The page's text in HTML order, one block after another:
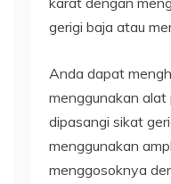
gerigi baja atau
Anda dapat
menggunakan
dipasangi sikat
menggunakan
menggosoknya